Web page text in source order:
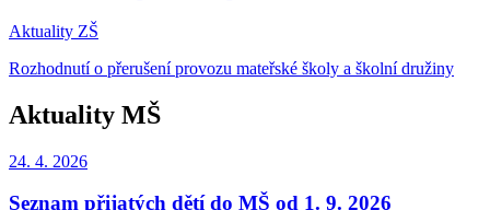
Aktuality ZŠ
Rozhodnutí o přerušení provozu mateřské školy a školní družiny
Aktuality MŠ
24. 4. 2026
Seznam přijatých dětí do MŠ od 1. 9. 2026